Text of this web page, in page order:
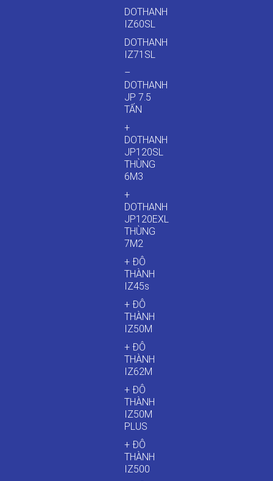
DOTHANH
IZ60SL
DOTHANH
IZ71SL
–
DOTHANH
JP 7.5
TẤN
+
DOTHANH
JP120SL
THÙNG
6M3
+
DOTHANH
JP120EXL
THÙNG
7M2
+ ĐÔ
THÀNH
IZ45s
+ ĐÔ
THÀNH
IZ50M
+ ĐÔ
THÀNH
IZ62M
+ ĐÔ
THÀNH
IZ50M
PLUS
+ ĐÔ
THÀNH
IZ500